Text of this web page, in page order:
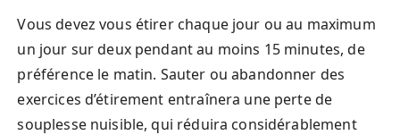
Vous devez vous étirer chaque jour ou au maximum
un jour sur deux pendant au moins 15 minutes, de
préférence le matin. Sauter ou abandonner des
exercices d’étirement entraînera une perte de
souplesse nuisible, qui réduira considérablement